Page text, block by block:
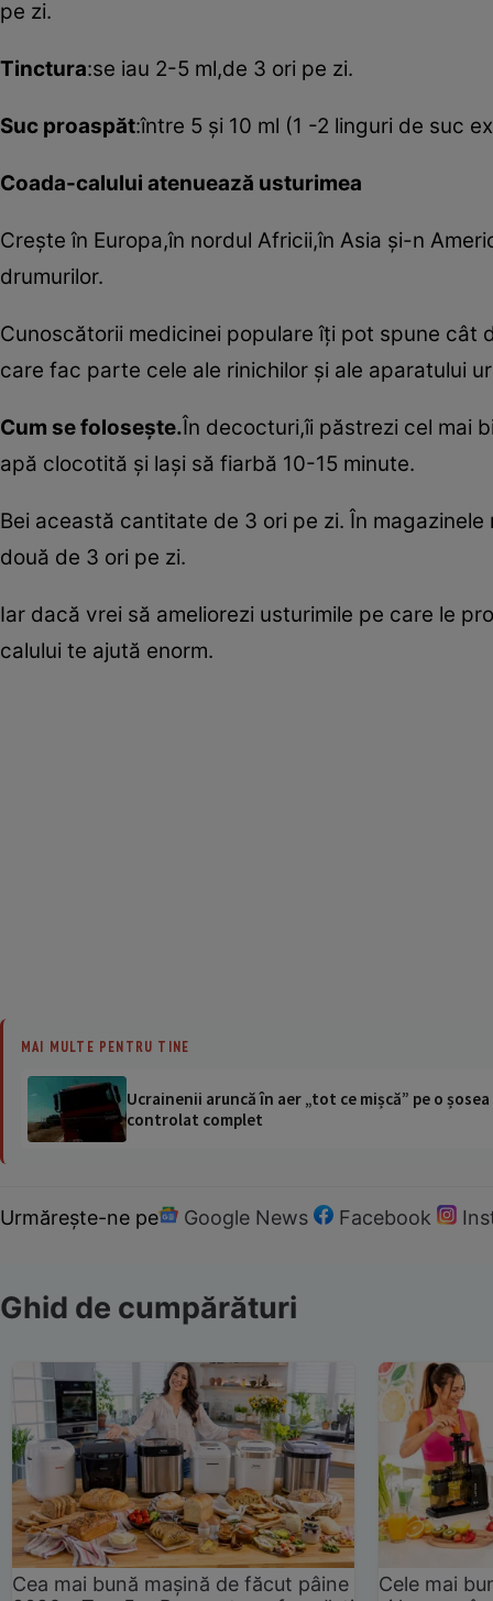
pe zi.
Tinctura:se iau 2-5 ml,de 3 ori pe zi.
Suc proaspăt:între 5 şi 10 ml (1 -2 linguri de suc
Coada-calului atenuează usturimea
Creşte în Europa,în nordul Africii,în Asia şi-n
drumurilor.
Cunoscătorii medicinei populare îţi pot spune
care fac parte cele ale rinichilor şi ale aparatului
Cum se foloseşte.În decocturi,îi păstrezi cel mai
apă clocotită şi laşi să fiarbă 10-15 minute.
Bei această cantitate de 3 ori pe zi. În
două de 3 ori pe zi.
Iar dacă vrei să ameliorezi usturimile pe care le
calului te ajută enorm.
MAI MULTE PENTRU TINE
Ucrainenii aruncă în aer „tot ce mișcă” pe o
controlat complet
Urmărește-ne pe Google News Facebook
Ghid de cumpărături
Cea mai bună mașină de făcut pâine
Cele mai